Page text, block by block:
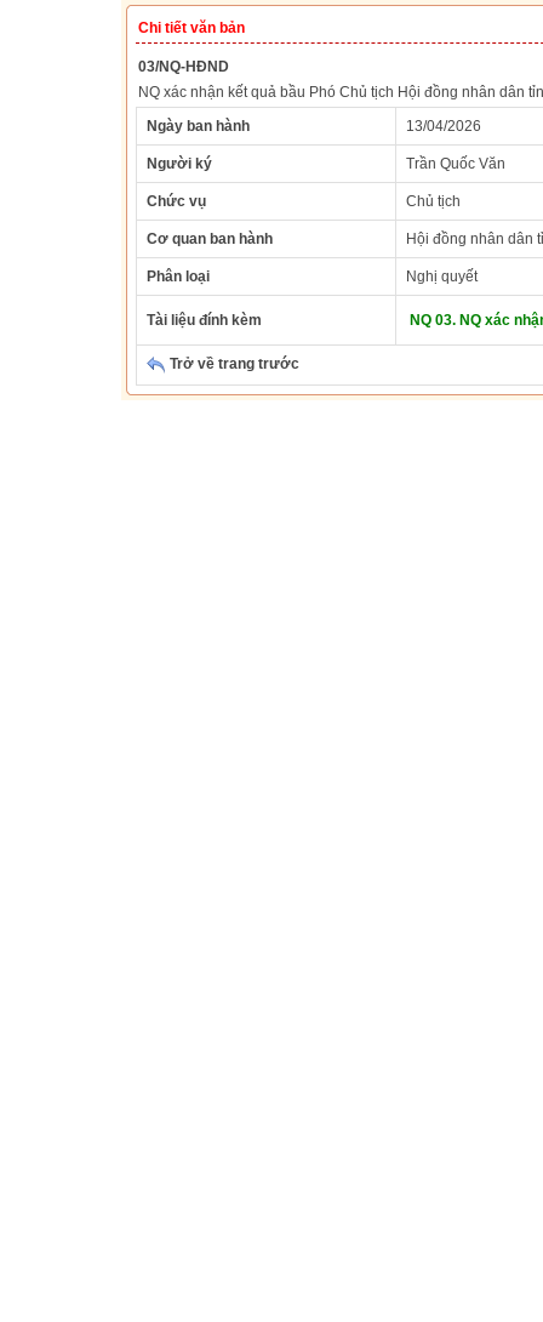
Chi tiết văn bản
03/NQ-HĐND
NQ xác nhận kết quả bầu Phó Chủ tịch Hội đồng nhân dân
Ngày ban hành
13/04/2026
Người ký Trần Quốc Văn
Chức vụ Chủ tịch
Cơ quan ban hành Hội đồng nhân dân
Phân loại Nghị quyết
Tài liệu đính kèm NQ 03. NQ xác
Trở về trang trước